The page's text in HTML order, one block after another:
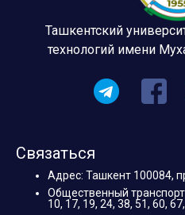
Ташкентский
технологий имени
Связаться
Адрес: Ташкент 100084,
Общественный
10, 17, 19, 24, 38, 51, 60,